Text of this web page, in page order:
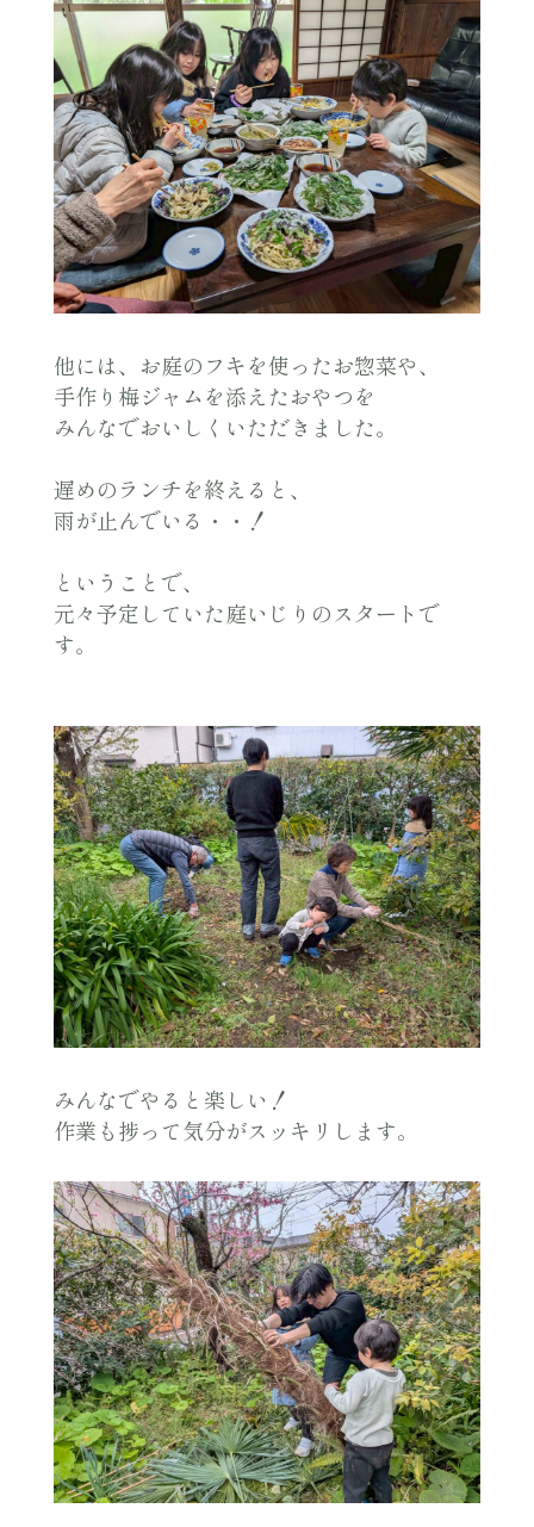
他には、お庭のフキを使ったお惣菜や、
手作り梅ジャムを添えたおやつを
みんなでおいしくいただきました。
遅めのランチを終えると、
雨が止んでいる・・！
ということで、
元々予定していた庭いじりのスタートで
す。
みんなでやると楽しい！
作業も捗って気分がスッキリします。